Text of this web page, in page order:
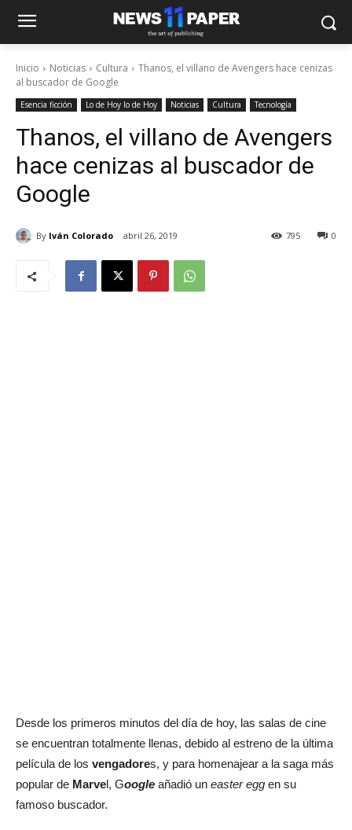
Inicio Noticias Cultura
Thanos, el villano de Avengers hace cenizas
al buscador de Google
Esencia ficción Lo de Hoy lo de Hoy Noticias Cultura Tecnología
Thanos, el villano de Avengers
hace cenizas al buscador de
Google
By Iván Colorado abril 26, 2019 0
795
Desde los primeros minutos del día de hoy, las salas de cine
se encuentran totalmente llenas, debido al estreno de la última
película de los vengadores, y para homenajear a la saga más
popular de Marvel, Google añadió un easter egg en su
famoso buscador.